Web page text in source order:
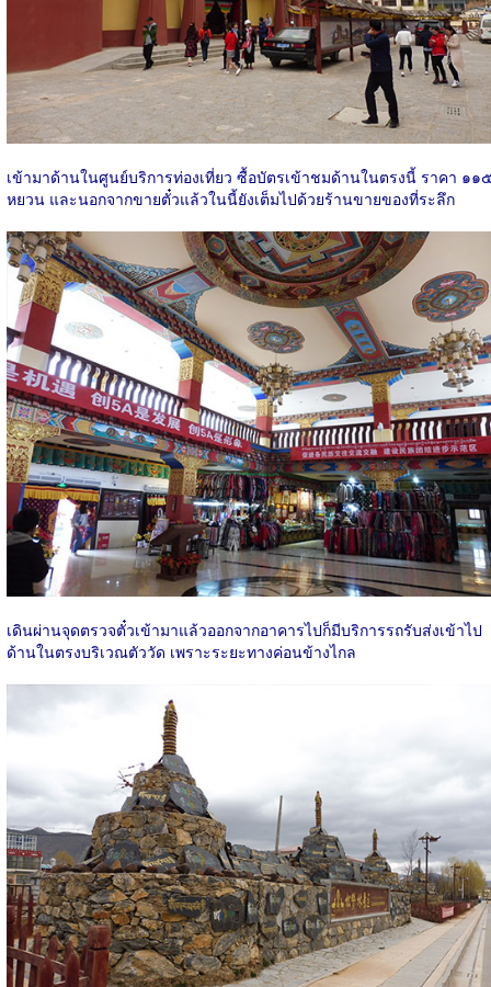
เข้ามาด้านในศูนย์บริการท่องเที่ยว ซื้อบัตรเข้าชมด้านในตรงนี้ ราคา ๑๑
หยวน และนอกจากขายตั๋วแล้วในนี้ยังเต็มไปด้วยร้านขายของที่ระลึก
เดินผ่านจุดตรวจตั๋วเข้ามาแล้วออกจากอาคารไปก็มีบริการรถรับส่งเข้าไป
ด้านในตรงบริเวณตัววัด เพราะระยะทางค่อนข้างไกล